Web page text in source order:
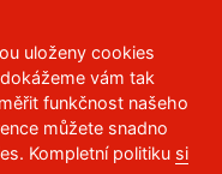
,Studentská 95
112, 466 036 113
uloženy cookies
vám tak
funkčnost našeho
můžete snadno
Kompletní politiku si